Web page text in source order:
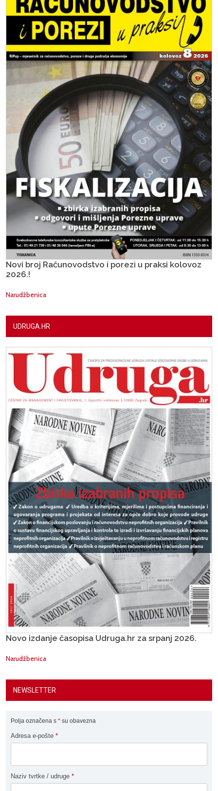
Novi broj Računovodstvo i porezi u praksi kolovoz
2026.!
Narudžbenica
UDRUGA.HR
Novo izdanje časopisa Udruga.hr za srpanj 2026.
Narudžbenica
NEWSLETTER
Polja označena s * su obavezna
Adresa e-pošte *
Naziv tvrtke / udruge *